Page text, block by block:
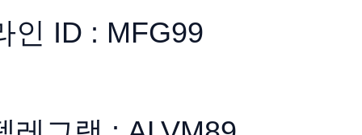
인 ID : MFG99